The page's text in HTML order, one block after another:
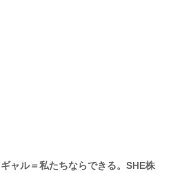
ャル＝私たちならできる。SHE株